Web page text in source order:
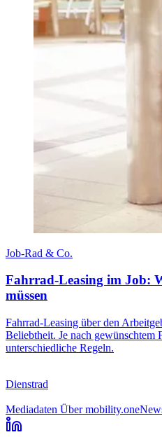
Job-Rad & Co.
Fahrrad-Leasing im Job:
müssen
Fahrrad-Leasing über den
Beliebtheit. Je nach gewünschtem
unterschiedliche Regeln.
Dienstrad
Mediadaten Über mobility.one